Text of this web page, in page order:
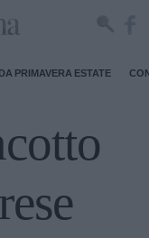
PRIMAVERA ESTATE